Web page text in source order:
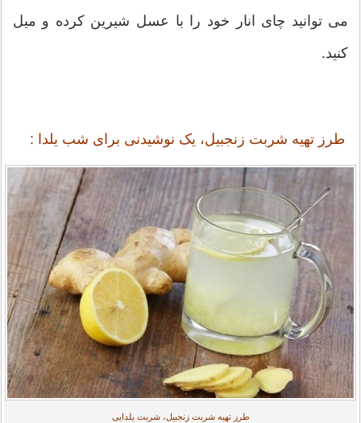
می توانید چای انار خود را با عسل شیرین کرده و میل
کنید.
طرز تهیه شربت زنجبیل، یک نوشیدنی برای شب یلدا :
طرز تهیه شربت زنجبیل، شربت یلدایی